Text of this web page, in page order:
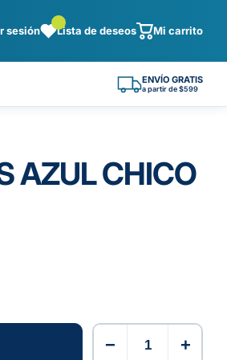
sesión Lista de deseos Mi carrito
ENVÍO GRATIS
a partir de $599
AZUL CHICO
− +